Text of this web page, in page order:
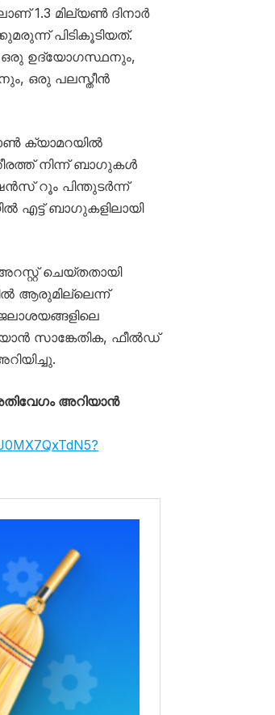
1.3 മില്യൺ ദിനാർ
പിടികൂടിയത്.
ഒരു ഉദ്യോഗസ്ഥനും,
ഒരു പലസ്തീൻ
ക്യാമറയിൽ
നിന്ന് ബാഗുകൾ
റൂം പിന്തുടർന്ന്
എട്ട് ബാഗുകളിലായി
ചെയ്തതായി
ആരുമില്ലെന്ന്
സാങ്കേതിക, ഫീൽഡ്
അറിയാൻ